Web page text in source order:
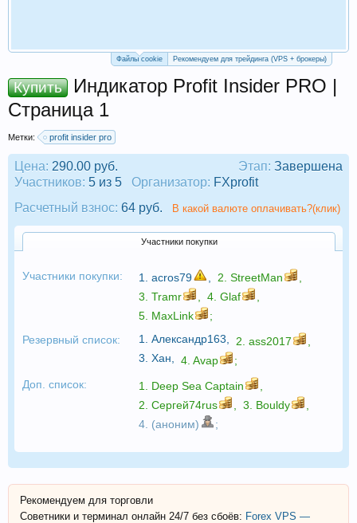
Файлы cookie Рекомендуем для трейдинга (VPS + брокеры)
Купить
Индикатор Profit Insider PRO |
Страница 1
Метки: profit insider pro
Этап: Завершена
Цена: 290.00 руб.
Участников: 5 из 5 Организатор: FXprofit
Расчетный взнос: 64 руб. В какой валюте оплачивать?(клик)
Участники покупки
Участники покупки: 1. acros79 2. StreetMan
3. Tramr 4. Glaf
5. MaxLink
;
Резервный список:
1. Александр163 2. ass2017
3. Хан 4. Avap
;
Доп. список:
1. Deep Sea Captain
2. Сергей74rus 3. Bouldy
4. (аноним)
;
Рекомендуем для торговли
Советники и терминал онлайн 24/7 без сбоёв: Forex VPS —